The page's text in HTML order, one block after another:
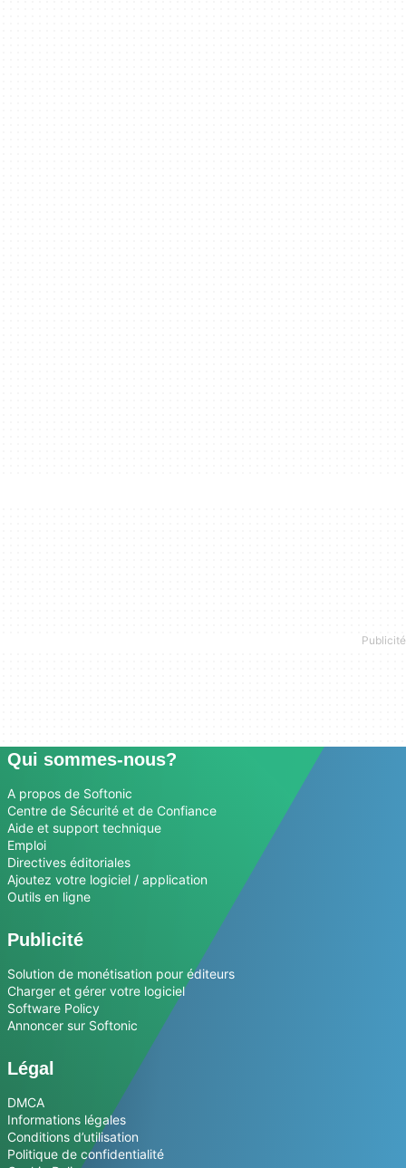
Qui sommes-nous?
A propos de Softonic
Centre de Sécurité et de Confiance
Aide et support technique
Emploi
Directives éditoriales
Ajoutez votre logiciel / application
Outils en ligne
Publicité
Solution de monétisation pour éditeurs
Charger et gérer votre logiciel
Software Policy
Annoncer sur Softonic
Légal
DMCA
Informations légales
Conditions d’utilisation
Politique de confidentialité